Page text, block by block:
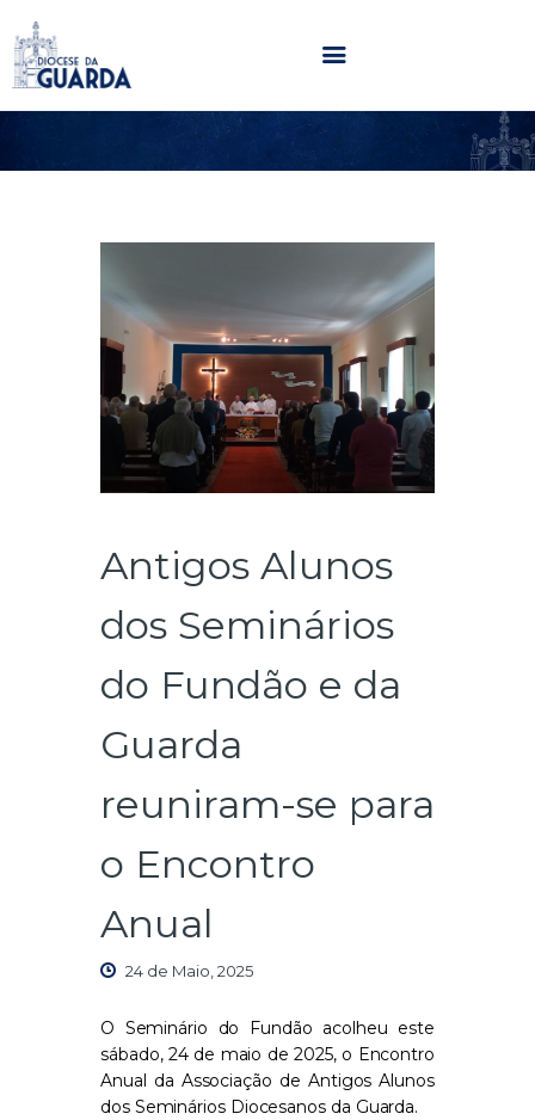
HOME
NOTÍCIAS
AGENDA
MULTIMÉDIA
SENTIR COM A IGREJA
CONTACTOS
Antigos Alunos
dos Seminários
do Fundão e da
Guarda
reuniram-se para
o Encontro
Anual
24 de Maio, 2025
O Seminário do Fundão acolheu este
sábado, 24 de maio de 2025, o Encontro
Anual da Associação de Antigos Alunos
dos Seminários Diocesanos da Guarda.